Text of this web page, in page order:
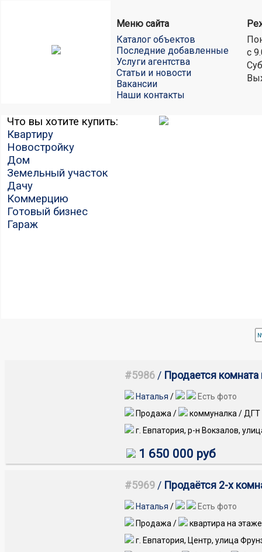
Меню сайта
Каталог объектов
Последние добавленные
Услуги агентства
Статьи и новости
Вакансии
Наши контакты
с
Что вы хотите купить:
Квартиру
Новостройку
Дом
Земельный участок
Дачу
Коммерцию
Готовый бизнес
Гараж
#5986 / Продается
Наталья /
Есть фото
Продажа /
коммуналка / ДГТ
г. Евпатория, р-н Вокзалов,
1 650 000 руб
#5969 / Продаётся 2-х
Наталья /
Есть фото
Продажа /
квартира на этаже
г. Евпатория, Центр, улица